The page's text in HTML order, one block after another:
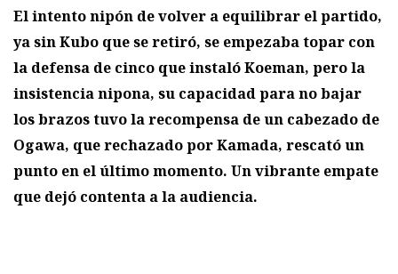
El intento nipón de volver a equilibrar el partido,
ya sin Kubo que se retiró, se empezaba topar con
la defensa de cinco que instaló Koeman, pero la
insistencia nipona, su capacidad para no bajar
los brazos tuvo la recompensa de un cabezado de
Ogawa, que rechazado por Kamada, rescató un
punto en el último momento. Un vibrante empate
que dejó contenta a la audiencia.